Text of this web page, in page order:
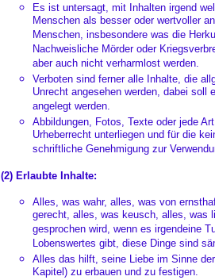
Es ist untersagt, mit Inhalten irgend
Menschen als besser oder wertvoller
Menschen, insbesondere was die
Nachweisliche Mörder oder
aber auch nicht verharmlost werden.
Verboten sind ferner alle Inhalte, die
Unrecht angesehen werden, dabei soll
angelegt werden.
Abbildungen, Fotos, Texte oder jede
Urheberrecht unterliegen und für die
schriftliche Genehmigung zur
(2) Erlaubte Inhalte:
Alles, was wahr, alles, was von
gerecht, alles, was keusch, alles, was
gesprochen wird, wenn es irgendeine
Lobenswertes gibt, diese Dinge sind
Alles das hilft, seine Liebe im Sinne
Kapitel) zu erbauen und zu festigen.